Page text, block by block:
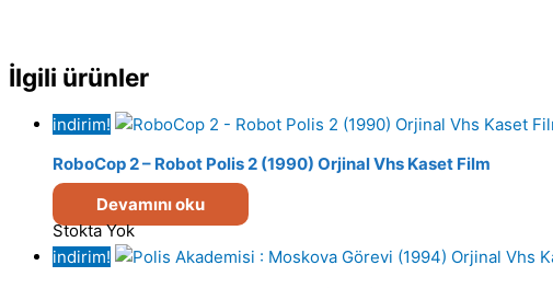
İlgili ürünler
indirim!
RoboCop 2 – Robot Polis 2 (1990) Orjinal Vhs Kaset Film
Devamını oku
Stokta Yok
indirim!